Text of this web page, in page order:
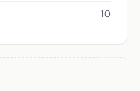
10